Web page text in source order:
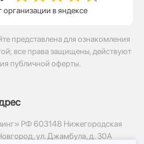
организации в яндексе
представлена для ознакомления
все права защищены, действуют
публичной оферты.
РФ 603148 Нижегородская
ул. Джамбула, д. 30А